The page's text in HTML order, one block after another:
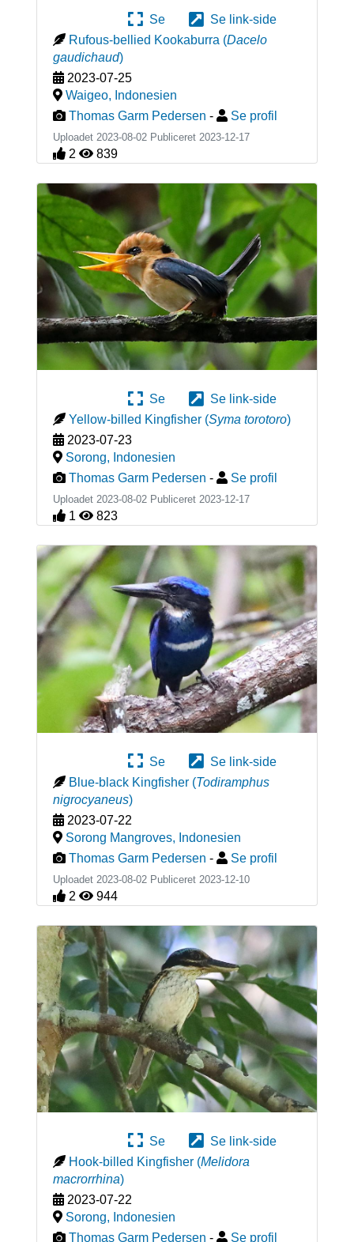
Se
Se link-side
Rufous-bellied Kookaburra (Dacelo
gaudichaud)
2023-07-25
Waigeo, Indonesien
Thomas Garm Pedersen - Se profil
Uploadet 2023-08-02 Publiceret 2023-12-17
2 839
Se
Se link-side
Yellow-billed Kingfisher (Syma torotoro)
2023-07-23
Sorong, Indonesien
Thomas Garm Pedersen - Se profil
Uploadet 2023-08-02 Publiceret 2023-12-17
1 823
Se
Se link-side
Blue-black Kingfisher (Todiramphus
nigrocyaneus)
2023-07-22
Sorong Mangroves, Indonesien
Thomas Garm Pedersen - Se profil
Uploadet 2023-08-02 Publiceret 2023-12-10
2 944
Se
Se link-side
Hook-billed Kingfisher (Melidora
macrorrhina)
2023-07-22
Sorong, Indonesien
Thomas Garm Pedersen - Se profil